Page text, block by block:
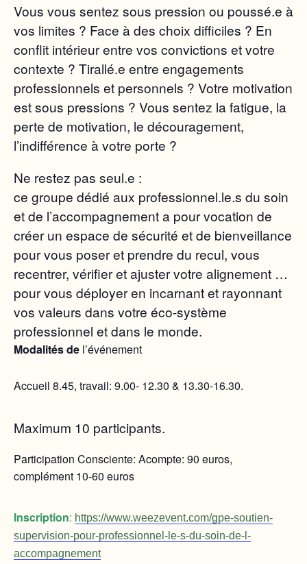
Vous vous sentez sous pression ou poussé.e à
vos limites ? Face à des choix difficiles ? En
conflit intérieur entre vos convictions et votre
contexte ? Tirallé.e entre engagements
professionnels et personnels ? Votre motivation
est sous pressions ? Vous sentez la fatigue, la
perte de motivation, le découragement,
l’indifférence à votre porte ?
Ne restez pas seul.e :
ce groupe dédié aux professionnel.le.s du soin
et de l’accompagnement a pour vocation de
créer un espace de sécurité et de bienveillance
pour vous poser et prendre du recul, vous
recentrer, vérifier et ajuster votre alignement …
pour vous déployer en incarnant et rayonnant
vos valeurs dans votre éco-système
professionnel et dans le monde.
Modalités de l’événement
Accueil 8.45, travail: 9.00- 12.30 & 13.30-16.30.
Maximum 10 participants.
Participation Consciente: Acompte: 90 euros,
complément 10-60 euros
Inscription: https://www.weezevent.com/gpe-soutien-
supervision-pour-professionnel-le-s-du-soin-de-l-
accompagnement